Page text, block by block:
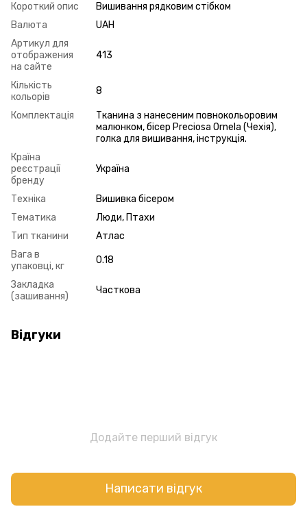
Короткий опис
Вишивання рядковим стібком
Валюта
UAH
Артикул для
отображения
на сайте
413
Кількість
кольорів
8
Комплектація
Тканина з нанесеним повнокольоровим
малюнком, бісер Preciosa Ornela (Чехія),
голка для вишивання, інструкція.
Країна
реєстрації
бренду
Україна
Техніка
Вишивка бісером
Тематика
Люди, Птахи
Тип тканини
Атлас
Вага в
упаковці, кг
0.18
Закладка
(зашивання)
Часткова
Відгуки
Додайте перший відгук
Написати відгук